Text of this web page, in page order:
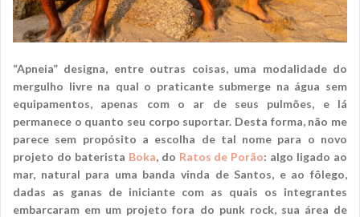
“Apneia” designa, entre outras coisas, uma modalidade do
mergulho livre na qual o praticante submerge na água sem
equipamentos, apenas com o ar de seus pulmões, e lá
permanece o quanto seu corpo suportar. Desta forma, não me
parece sem propósito a escolha de tal nome para o novo
projeto do baterista Boka, do Ratos de Porão: algo ligado ao
mar, natural para uma banda vinda de Santos, e ao fôlego,
dadas as ganas de iniciante com as quais os integrantes
embarcaram em um projeto fora do punk rock, sua área de